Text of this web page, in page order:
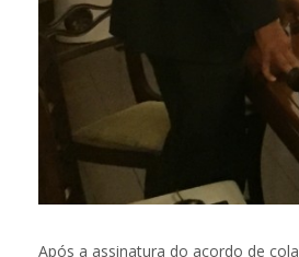
Após a assinatura do acordo de